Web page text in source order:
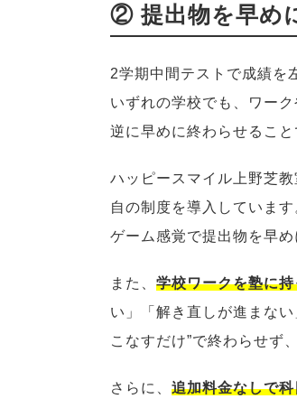
② 提出物を早め
2学期中間テストで成績を
いずれの学校でも、ワー
逆に早めに終わらせるこ
ハッピースマイル上野芝教
自の制度を導入していま
ゲーム感覚で提出物を早め
また、 学校ワークを塾に
い」「解き直しが進まな
こなすだけ”で終わらせず
さらに、 追加料金なしで